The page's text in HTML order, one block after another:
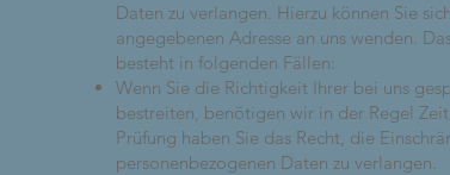
Daten zu verlangen. Hierzu können Sie
angegebenen Adresse an uns wenden.
besteht in folgenden Fällen:
Wenn Sie die Richtigkeit Ihrer bei uns
bestreiten, benötigen wir in der Regel
Prüfung haben Sie das Recht, die
personenbezogenen Daten zu verlangen.